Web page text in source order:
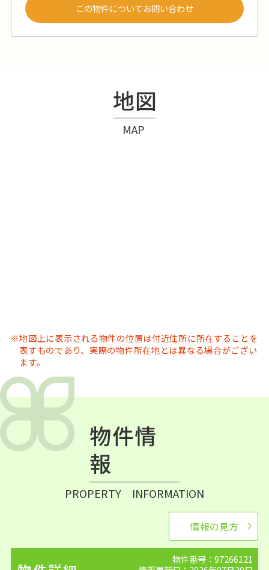
この物件についてお問い合わせ
地図
MAP
地図上に表示される物件の位置は付近住所に所在することを
表すものであり、実際の物件所在地とは異なる場合がござい
ます。
物件情
報
PROPERTY INFORMATION
情報の見方
物件番号：97266121